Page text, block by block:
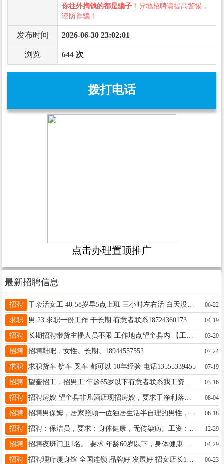
你往外掏钱的都是骗子 ！异地招聘请提高警惕，
谨防诈骗！
发布时间 2026-06-30 23:02:01
浏览 644 次
拨打电话
点击办理置顶推广
最新招聘信息
招聘 干杂活女工 40-58岁早5点上班 三小时左右活 白天没事 月薪1000元 电话15345561111 06-22
求职 男 23 求职一份工作 干长期 有意者联系18724360173 04-19
招聘 03-20
招聘 招聘鞋吧，女性。长期。18944557552 07-24
求职 求职货车 铲车 叉车 都可以 10年经验 电话13555339455 07-19
招聘 03-16
招聘 08-04
招聘 06-18
招聘 12-29
招聘 招聘夜班门卫1名。 要求:年龄60岁以下，身体健康，良好的沟通能力，会写字，工资2300。具体工作细节可电话咨询。 联系电话:18945549360 04-29
招聘 06-23